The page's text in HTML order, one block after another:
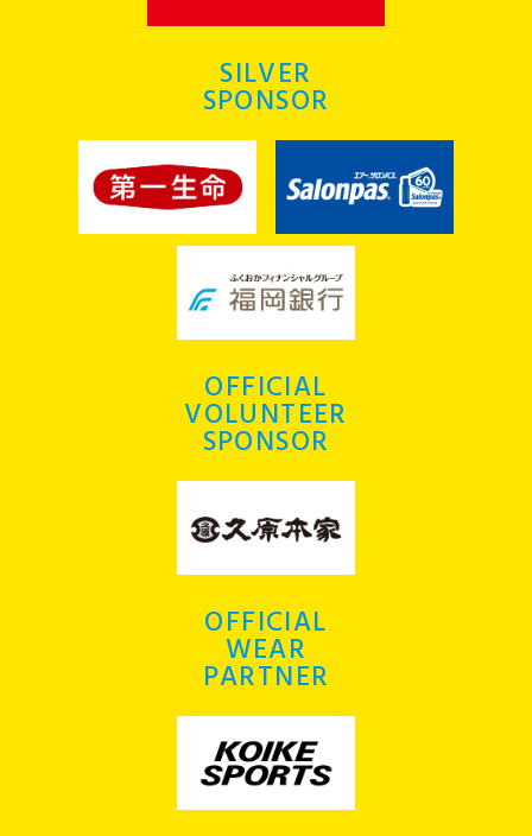
SILVER
SPONSOR
OFFICIAL
VOLUNTEER
SPONSOR
OFFICIAL
WEAR
PARTNER